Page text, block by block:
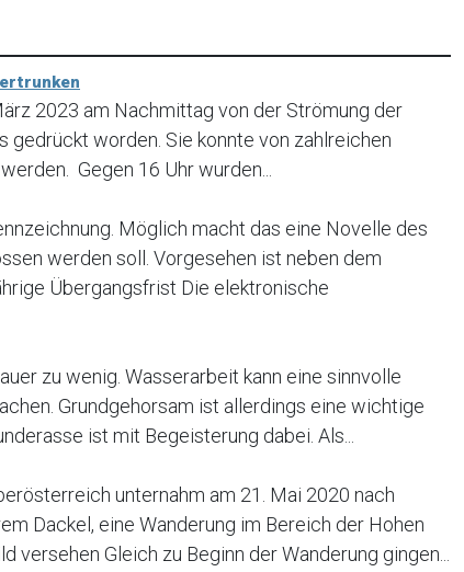
2023 am Nachmittag von der Strömung der
gedrückt worden. Sie konnte von zahlreichen
Gegen 16 Uhr wurden...
Möglich macht das eine Novelle des
werden soll. Vorgesehen ist neben dem
Übergangsfrist Die elektronische
zu wenig. Wasserarbeit kann eine sinnvolle
Grundgehorsam ist allerdings eine wichtige
ist mit Begeisterung dabei. Als...
unternahm am 21. Mai 2020 nach
Dackel, eine Wanderung im Bereich der Hohen
Gleich zu Beginn der Wanderung gingen...